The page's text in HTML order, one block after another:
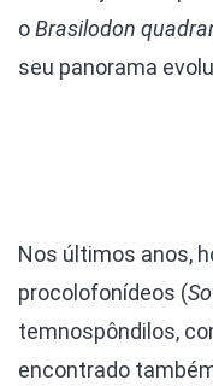
oBrasilodon
seu panorama
Nos últimos anos,
procolofonídeos (
temnospôndilos,
encontrado